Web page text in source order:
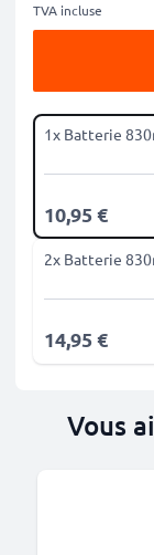
TVA incluse
1x Batterie
10,95 €
2x Batterie
14,95 €
Vous